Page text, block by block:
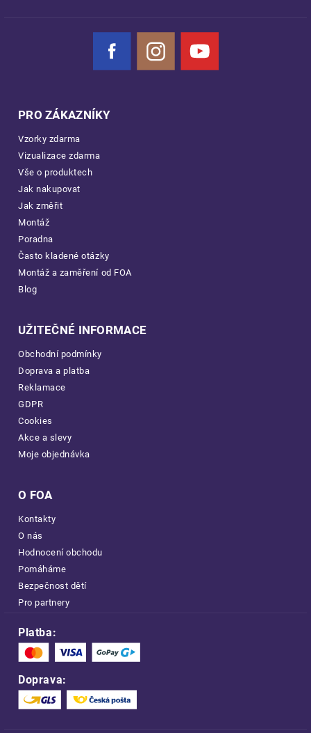
Facebook Instagram YouTube
PRO ZÁKAZNÍKY
Vzorky zdarma
Vizualizace zdarma
Vše o produktech
Jak nakupovat
Jak změřit
Montáž
Poradna
Často kladené otázky
Montáž a zaměření od FOA
Blog
UŽITEČNÉ INFORMACE
Obchodní podmínky
Doprava a platba
Reklamace
GDPR
Cookies
Akce a slevy
Moje objednávka
O FOA
Kontakty
O nás
Hodnocení obchodu
Pomáháme
Bezpečnost dětí
Pro partnery
Platba:
Doprava: